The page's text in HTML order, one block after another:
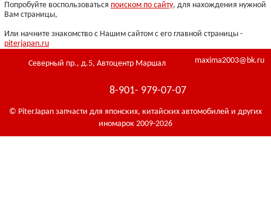
Попробуйте воспользоваться поиском по сайту, для нахождения нужной
Вам страницы,
Или начните знакомство с Нашим сайтом с его главной страницы -
piterjapan.ru
Северный пр., д.5, Автоцентр Маршал maxima2003@bk.ru
8-901- 979-07-07
© PiterJapan запчасти для японских, китайских автомобилей и других
иномарок 2009-2026